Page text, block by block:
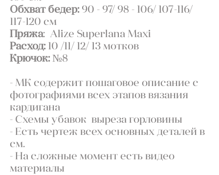
Обхват бедер: 90 - 97/ 98 - 106/ 107-116/
117-120 см
Пряжа: Alize Superlana Maxi
Расход:10 /11/ 12/ 13 мотков
Крючок:№8
- МК содержит пошаговое описание с
фотографиями всех этапов вязания
кардигана
- Схемы убавок выреза горловины
- Есть чертеж всех основных деталей в
см.
- На сложные момент есть видео
материалы